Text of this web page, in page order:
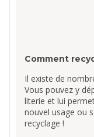
Comment
Il existe de
Vous pouvez y
literie et lui
nouvel usage ou
recyclage !